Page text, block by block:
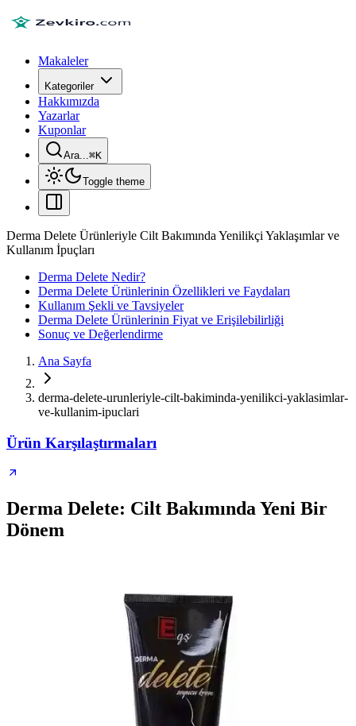
Makaleler
Kategoriler
Hakkımızda
Yazarlar
Kuponlar
Ara...⌘K
Toggle theme
Derma Delete Ürünleriyle Cilt Bakımında Yenilikçi Yaklaşımlar ve
Kullanım İpuçları
Derma Delete Nedir?
Derma Delete Ürünlerinin Özellikleri ve Faydaları
Kullanım Şekli ve Tavsiyeler
Derma Delete Ürünlerinin Fiyat ve Erişilebilirliği
Sonuç ve Değerlendirme
Ana Sayfa
derma-delete-urunleriyle-cilt-bakiminda-yenilikci-yaklasimlar-
ve-kullanim-ipuclari
Ürün Karşılaştırmaları
Derma Delete: Cilt Bakımında Yeni Bir
Dönem